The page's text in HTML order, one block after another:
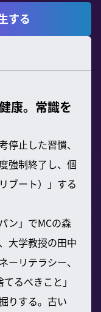
する
康。常識を
止した習慣、
強制終了し、個
ブート）」する
ン」でMCの森
大学教授の田中
リテラシー、
るべきこと」
りする。古い